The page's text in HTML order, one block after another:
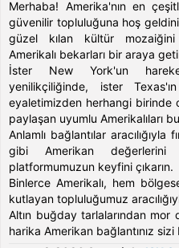
Merhaba! Amerika'nın en
güvenilir topluluğuna hoş
güzel kılan kültür
Amerikalı bekarları bir araya
İster New York'un
yenilikçiliğinde, ister
eyaletimizden herhangi birinde
paylaşan uyumlu Amerikalıları
Anlamlı bağlantılar
gibi Amerikan değerlerini
platformumuzun keyfini çıkarın.
Binlerce Amerikalı, hem
kutlayan topluluğumuz
Altın buğday tarlalarından
harika Amerikan bağlantınız